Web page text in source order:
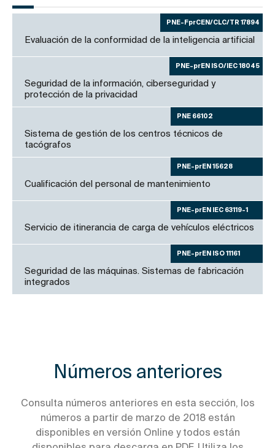
PNE-FprCEN/CLC/TR 17894
Evaluación de la conformidad de la inteligencia artificial
PNE-prEN ISO/IEC 18045
Seguridad de la información, ciberseguridad y
protección de la privacidad
PNE 66102
Sistema de gestión de los centros técnicos de
tacógrafos
PNE-prEN 15628
Cualificación del personal de mantenimiento
PNE-prEN IEC 63119-1
Servicio de itinerancia de carga de vehículos eléctricos
PNE-prEN ISO 11161
Seguridad de las máquinas. Sistemas de fabricación
integrados
Números anteriores
Consulta números anteriores en esta sección, los
números a partir de marzo de 2018 están
disponibles en versión Online y todos están